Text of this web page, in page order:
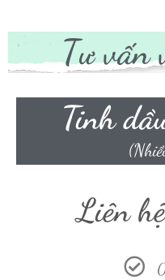
Tư vấn
Tinh
Liên